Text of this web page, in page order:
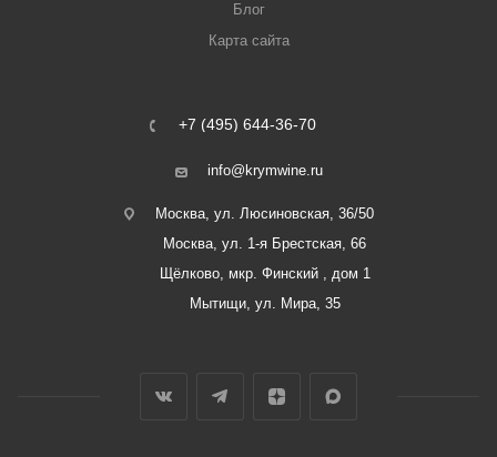
Блог
Карта сайта
+7 (495) 644-36-70
info@krymwine.ru
Москва, ул. Люсиновская, 36/50
Москва, ул. 1-я Брестская, 66
Щёлково, мкр. Финский , дом 1
Мытищи, ул. Мира, 35